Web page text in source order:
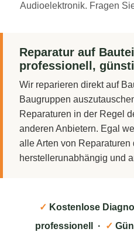
Audioelektronik. Fragen
Reparatur auf
professionell,
Wir reparieren direkt auf
Baugruppen
Reparaturen in der Regel
anderen Anbietern. Egal
alle Arten von Reparaturen
herstellerunabhängig und
✓ Kostenlose
professionell ·
✓